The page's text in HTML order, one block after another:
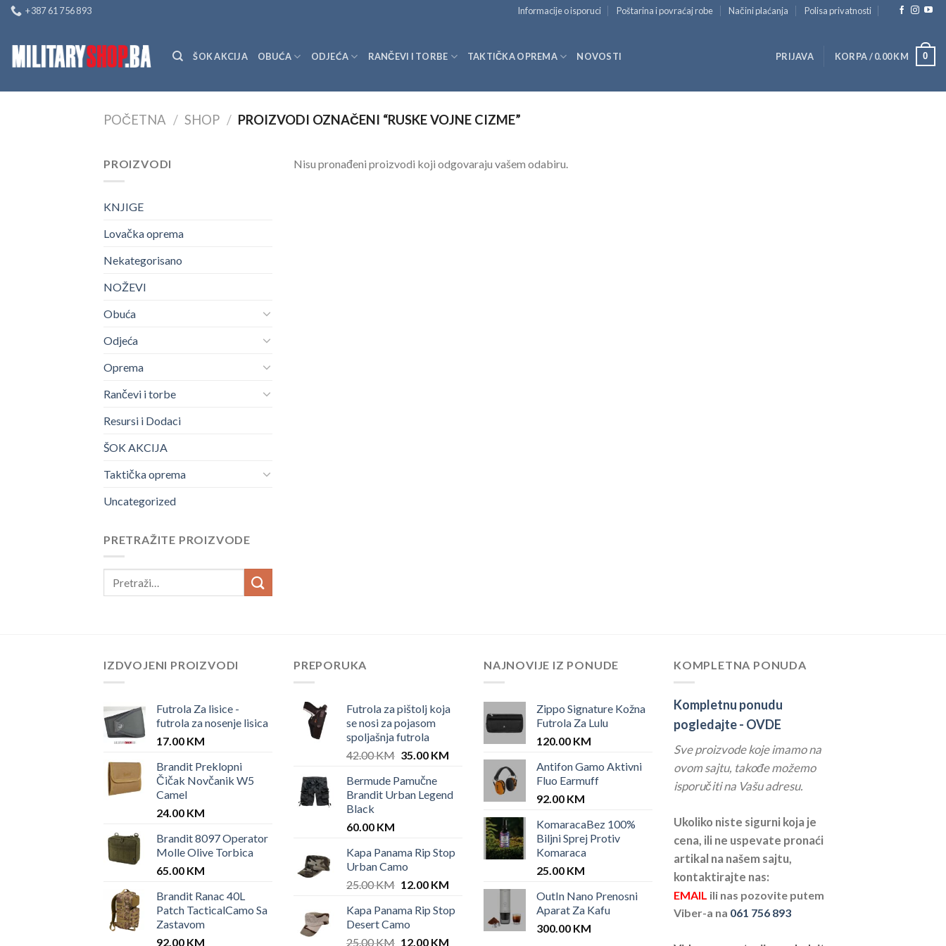
Skip
content
+387 61 756 893 Informacije o isporuci Poštarina i povraćaj robe Načini plaćanja Polisa privatnosti
ŠOK AKCIJA OBUĆA ODJEĆA RANČEVI I TORBE TAKTIČKA OPREMA NOVOSTI PRIJAVA KORPA /0.00KM 0
POČETNA / SHOP / PROIZVODI OZNAČENI “RUSKE VOJNE CIZME”
PROIZVODI
KNJIGE
Lovačka oprema
Nekategorisano
NOŽEVI
Obuća
Odjeća
Oprema
Rančevi i torbe
Resursi i Dodaci
ŠOK AKCIJA
Taktička oprema
Uncategorized
PRETRAŽITE PROIZVODE
Nisu pronađeni proizvodi koji odgovaraju vašem odabiru.
IZDVOJENI PROIZVODI
Futrola Za lisice -
futrola za nosenje lisica
17.00 KM
Brandit Preklopni
Čičak Novčanik W5
Camel
24.00 KM
Brandit 8097 Operator
Molle Olive Torbica
65.00 KM
Brandit Ranac 40L
Patch TacticalCamo Sa
Zastavom
92.00 KM
PREPORUKA
Futrola za pištolj koja
se nosi za pojasom
spoljašnja futrola
42.00KM Original
was:
42.00 KM.
35.00 KMCurrent
35.00 KM.
Bermude Pamučne
Brandit Urban Legend
Black
60.00 KM
Kapa Panama Rip Stop
Urban Camo
25.00KM Original
was:
25.00 KM.
12.00 KMCurrent
is:
12.00 KM.
Kapa Panama Rip Stop
Desert Camo
25.00KM Original
12.00 KMCurrent
NAJNOVIJE IZ PONUDE
Zippo Signature Kožna
Futrola Za Lulu
120.00 KM
Antifon Gamo Aktivni
Fluo Earmuff
92.00 KM
KomaracaBez 100%
Biljni Sprej Protiv
Komaraca
25.00 KM
OutIn Nano Prenosni
Aparat Za Kafu
300.00 KM
KOMPLETNA PONUDA
Kompletnu ponudu
pogledajte - OVDE
Sve proizvode koje imamo na
ovom sajtu, takođe možemo
isporučiti na Vašu adresu.
Ukoliko niste sigurni koja je
cena, ili ne uspevate pronaći
artikal na našem sajtu,
kontaktirajte nas:
EMAIL ili nas pozovite putem
Viber-a na 061 756 893